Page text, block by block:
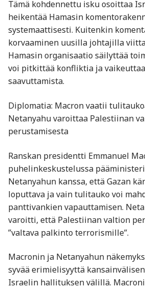
Tämä kohdennettu isku osoittaa
heikentää Hamasin
systemaattisesti. Kuitenkin
korvaaminen uusilla johtajilla
Hamasin organisaatio säilyttää
voi pitkittää konfliktia ja
saavuttamista.​
Diplomatia: Macron vaatii
Netanyahu varoittaa Palestiinan
perustamisesta
Ranskan presidentti Emmanuel
puhelinkeskustelussa
Netanyahun kanssa, että Gazan
loputtava ja vain tulitauko voi
panttivankien vapauttamisen.
varoitti, että Palestiinan valtion
”valtava palkinto terrorismille”.
Macronin ja Netanyahun
syvää erimielisyyttä
Israelin hallituksen välillä.